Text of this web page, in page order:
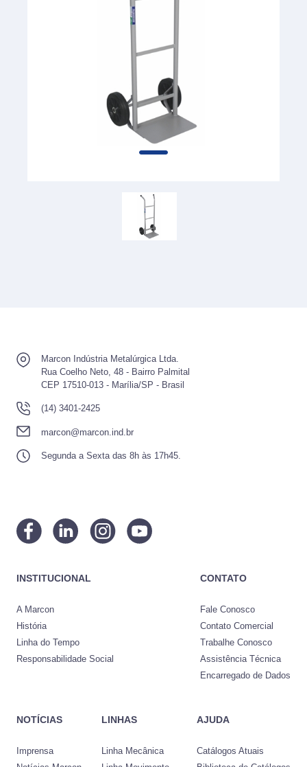
Marcon Indústria Metalúrgica Ltda.
Rua Coelho Neto, 48 - Bairro Palmital
CEP 17510-013 - Marília/SP - Brasil
(14) 3401-2425
marcon@marcon.ind.br
Segunda a Sexta das 8h às 17h45.
INSTITUCIONAL
A Marcon
História
Linha do Tempo
Responsabilidade Social
CONTATO
Fale Conosco
Contato Comercial
Trabalhe Conosco
Assistência Técnica
Encarregado de Dados
NOTÍCIAS
Imprensa
LINHAS
Linha Mecânica
AJUDA
Catálogos Atuais